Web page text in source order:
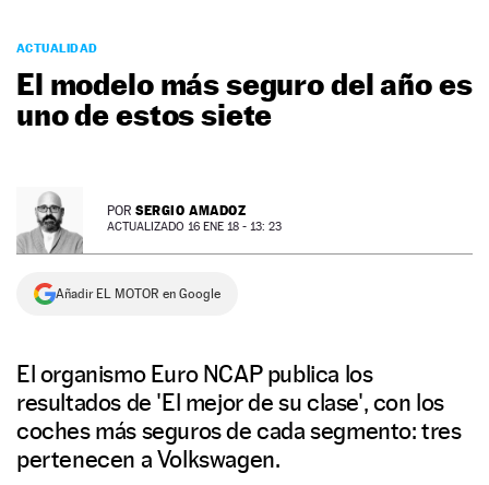
PODCAST
MOTOS
TECNOLOGÍA
PREMIOS
SERVICIOS
ACTUALIDAD
El modelo más seguro del año es
uno de estos siete
POR SERGIO AMADOZ
ACTUALIZADO 16 ENE 18 - 13: 23
Añadir EL MOTOR en Google
El organismo Euro NCAP publica los
resultados de 'El mejor de su clase', con los
coches más seguros de cada segmento: tres
pertenecen a Volkswagen.